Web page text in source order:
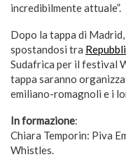
incredibilmente attuale”.
Dopo la tappa di
spostandosi tra
Sudafrica per il festival
tappa saranno
emiliano-romagnoli e i
In formazione:
Chiara Temporin: Piva
Whistles.